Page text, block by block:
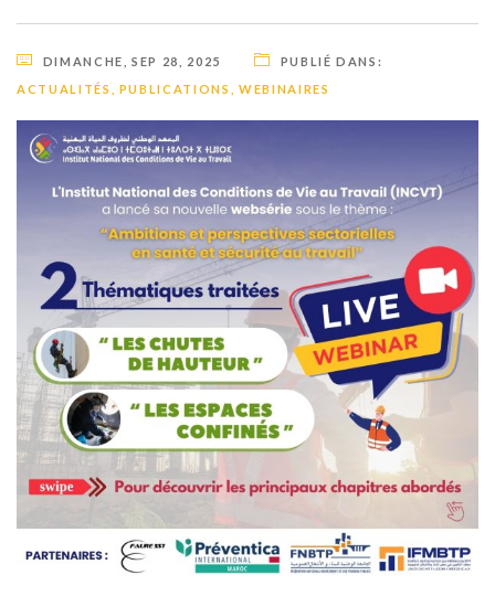
DIMANCHE, SEP 28, 2025
PUBLIÉ DANS:
ACTUALITÉS
PUBLICATIONS WEBINAIRES